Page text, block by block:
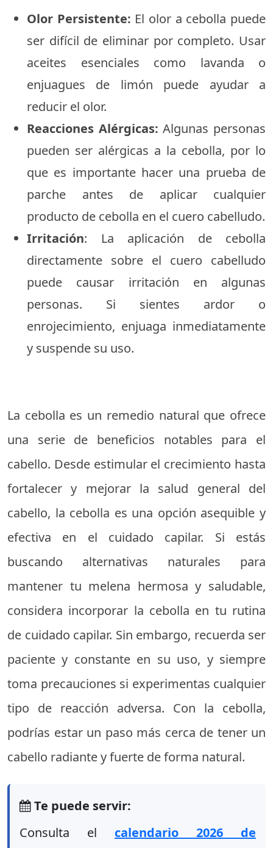
Olor Persistente: El olor a cebolla puede
ser difícil de eliminar por completo. Usar
aceites esenciales como lavanda o
enjuagues de limón puede ayudar a
reducir el olor.
Reacciones Alérgicas:Algunas personas
pueden ser alérgicas a la cebolla, por lo
que es importante hacer una prueba de
parche antes de aplicar cualquier
producto de cebolla en el cuero cabelludo.
Irritación: La aplicación de cebolla
directamente sobre el cuero cabelludo
puede causar irritación en algunas
personas. Si sientes ardor o
enrojecimiento, enjuaga inmediatamente
y suspende su uso.
La cebolla es un remedio natural que ofrece
una serie de beneficios notables para el
cabello. Desde estimular el crecimiento hasta
fortalecer y mejorar la salud general del
cabello, la cebolla es una opción asequible y
efectiva en el cuidado capilar. Si estás
buscando alternativas naturales para
mantener tu melena hermosa y saludable,
considera incorporar la cebolla en tu rutina
de cuidado capilar. Sin embargo, recuerda ser
paciente y constante en su uso, y siempre
toma precauciones si experimentas cualquier
tipo de reacción adversa. Con la cebolla,
podrías estar un paso más cerca de tener un
cabello radiante y fuerte de forma natural.
Te puede servir:
Consulta el calendario 2026 de